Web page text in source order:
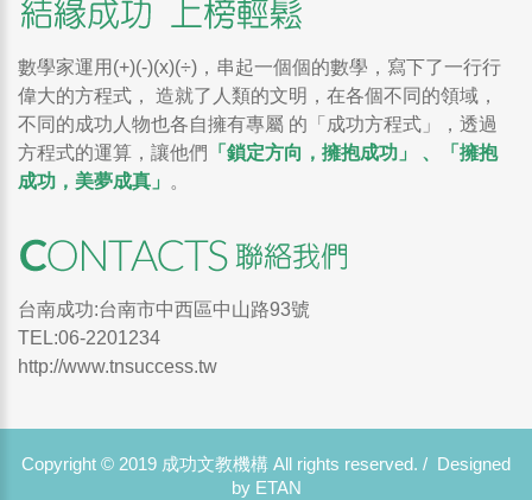
數學家運用(+)(-)(x)(÷)，串起一個個的數學，寫下了一行行
偉大的方程式， 造就了人類的文明，在各個不同的領域，
不同的成功人物也各自擁有專屬 的「成功方程式」，透過
方程式的運算，讓他們
「鎖定方向，擁抱成功」 、「擁抱
成功，美夢成真」
。
台南成功:台南市中西區中山路93號
TEL:06-2201234
http://www.tnsuccess.tw
Copyright © 2019 成功文教機構 All rights reserved. / Designed
by ETAN